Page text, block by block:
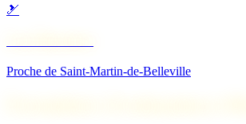
🎿
Proche de Saint-Martin-de-Belleville